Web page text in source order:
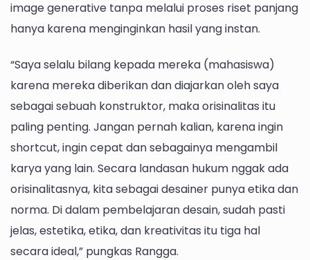
image generative tanpa melalui proses riset panjang
hanya karena menginginkan hasil yang instan.
“Saya selalu bilang kepada mereka (mahasiswa)
karena mereka diberikan dan diajarkan oleh saya
sebagai sebuah konstruktor, maka orisinalitas itu
paling penting. Jangan pernah kalian, karena ingin
shortcut, ingin cepat dan sebagainya mengambil
karya yang lain. Secara landasan hukum nggak ada
orisinalitasnya, kita sebagai desainer punya etika dan
norma. Di dalam pembelajaran desain, sudah pasti
jelas, estetika, etika, dan kreativitas itu tiga hal
secara ideal,” pungkas Rangga.